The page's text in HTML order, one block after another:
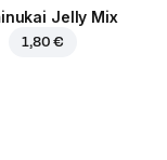
Jelly Mix
1,80 €